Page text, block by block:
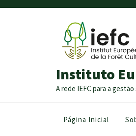
Instituto
A rede IEFC para a
Página Inicial